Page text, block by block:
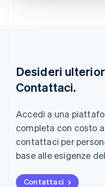
Desideri
Contattaci.
Accedi a una
completa con costo
contattaci per
base alle esigenze
Contattaci
Malaysia
English简体中文
Malta
Messico
Español
Norvegia
English
Nuova Zelanda
Paesi Bassi
NederlandsEnglish